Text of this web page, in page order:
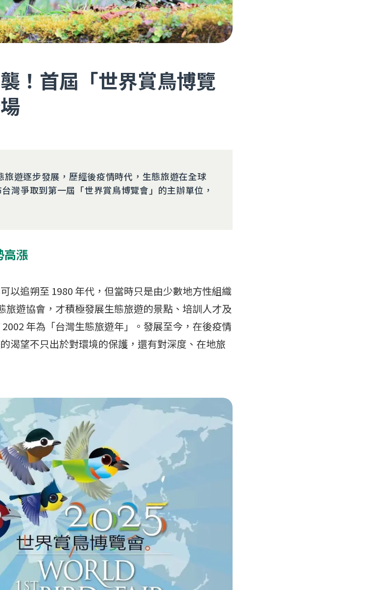
！首屆「世界賞鳥博覽
遊逐步發展，歷經後疫情時代，生態旅遊在全球
灣爭取到第一屆「世界賞鳥博覽會」的主辦單位，
高漲
以追朔至 1980 年代，但當時只是由少數地方性組織
旅遊協會，才積極發展生態旅遊的景點、培訓人才及
年為「台灣生態旅遊年」。發展至今，在後疫情
渴望不只出於對環境的保護，還有對深度、在地旅